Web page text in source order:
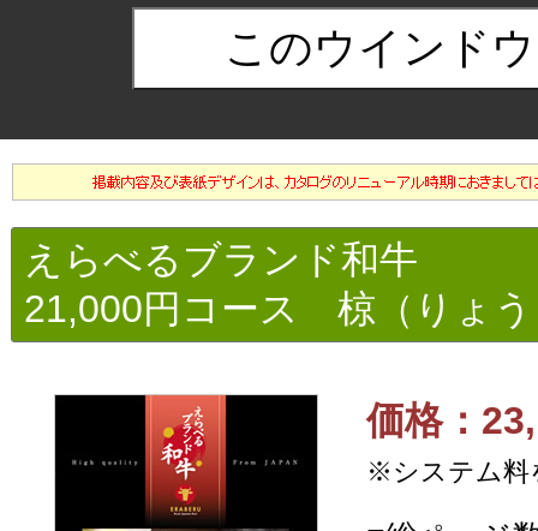
えらべるブランド和牛
21,000円コース 椋（りょ
価格：
※システム料